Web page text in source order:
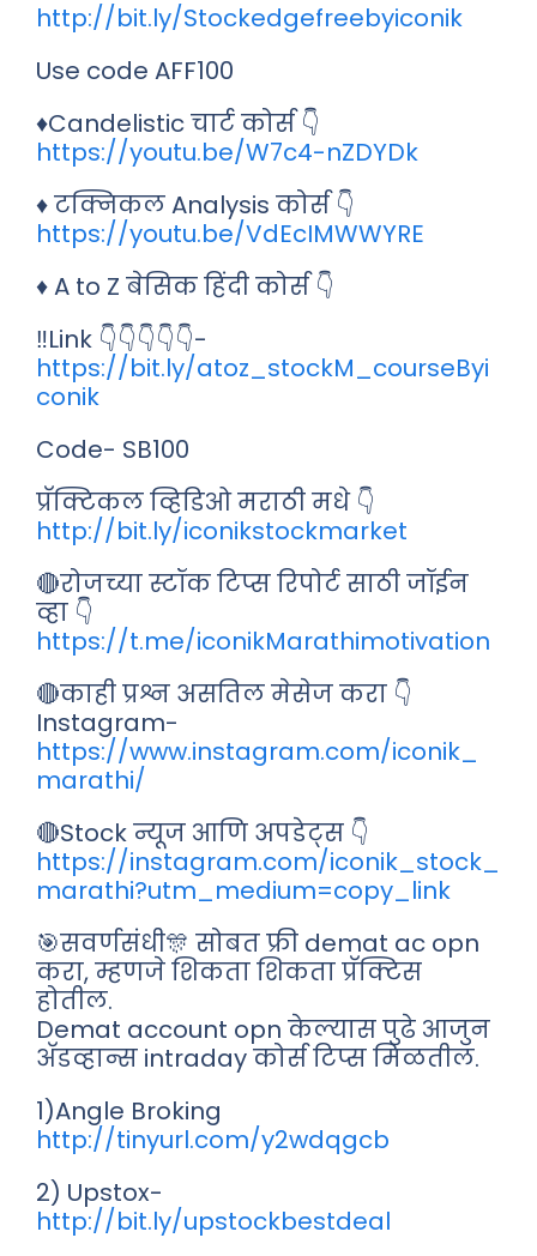
http://bit.ly/Stockedgefreebyiconik
Use code AFF100
♦️Candelistic चार्ट कोर्स 👇
https://youtu.be/W7c4-nZDYDk
♦️ टक्निकल Analysis कोर्स 👇
https://youtu.be/VdEcIMWWYRE
♦️ A to Z बेसिक हिंदी कोर्स 👇
‼️Link 👇👇👇👇👇-
https://bit.ly/atoz_stockM_courseByi
conik
Code- SB100
प्रॅक्टिकल व्हिडिओ मराठी मधे 👇
http://bit.ly/iconikstockmarket
🔴रोजच्या स्टॉक टिप्स रिपोर्ट साठी जॉईन
व्हा 👇
https://t.me/iconikMarathimotivation
🔴काही प्रश्न असतिल मेसेज करा 👇
Instagram-
https://www.instagram.com/iconik_
marathi/
🔴Stock न्यूज आणि अपडेट्स 👇
https://instagram.com/iconik_stock_
marathi?utm_medium=copy_link
🎯सवर्णसंधी🎊 सोबत फ्री demat ac opn
करा, म्हणजे शिकता शिकता प्रॅक्टिस
होतील.
Demat account opn केल्यास पुढे आजुन
अ‍ॅडव्हान्स intraday कोर्स टिप्स मिळतील.
1)Angle Broking
http://tinyurl.com/y2wdqgcb
2) Upstox-
http://bit.ly/upstockbestdeal